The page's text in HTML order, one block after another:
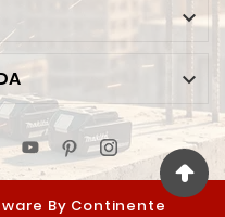


By Continente